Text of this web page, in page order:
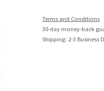
Terms and Conditions
30-day money-back
Shipping: 2-3 Business